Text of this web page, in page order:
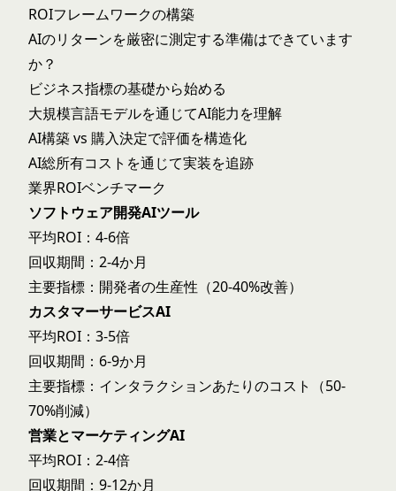
ROIフレームワークの構築
AIのリターンを厳密に測定する準備はできています
か？
ビジネス指標の基礎から始める
大規模言語モデルを通じてAI能力を理解
AI構築 vs 購入決定で評価を構造化
AI総所有コスト を通じて実装を追跡
業界ROIベンチマーク
ソフトウェア開発AIツール
平均ROI：4-6倍
回収期間：2-4か月
主要指標：開発者の生産性（20-40%改善）
カスタマーサービスAI
平均ROI：3-5倍
回収期間：6-9か月
主要指標：インタラクションあたりのコスト（50-
70%削減）
営業とマーケティングAI
平均ROI：2-4倍
回収期間：9-12か月